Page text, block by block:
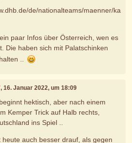
de/nationalteams/maenner/ka
paar Infos über Österreich, wen es
Die haben sich mit Palatschinken
..
, 16. Januar 2022, um 18:09
hektisch, aber nach einem
Kemper Trick auf Halb rechts,
ins Spiel ..
heute auch besser drauf, als gegen